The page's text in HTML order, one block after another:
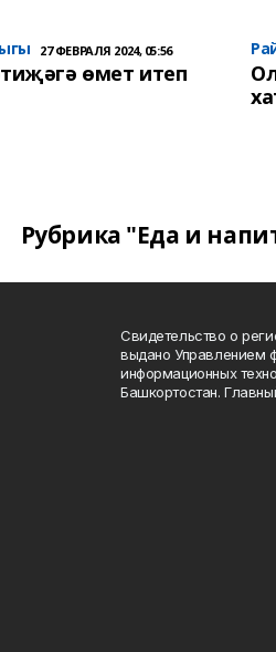
27 ФЕВРАЛЯ 2024, 05:56
өмет итеп
Рубрика "Еда и
Свидетельство о
выдано Управлением
информационных
Башкортостан.